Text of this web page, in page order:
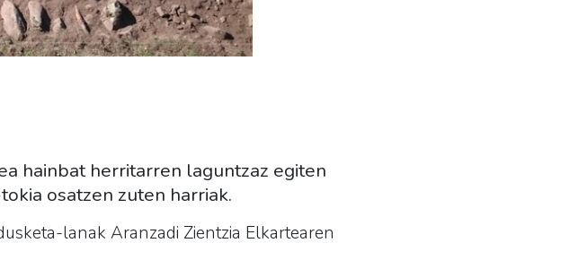
hainbat herritarren laguntzaz egiten
osatzen zuten harriak.
lanak Aranzadi Zientzia Elkartearen